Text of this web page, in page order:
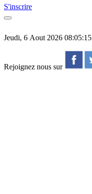
S'inscrire
Jeudi, 6 Aout 2026 08:05:15
Rejoignez nous sur